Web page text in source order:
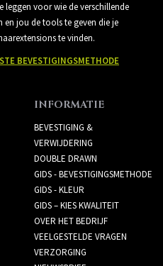
voor wie de verschillende
en jou de tools te geven die je
te vinden.
BEVESTIGINGSMETHODE
INFORMATIE
BEVESTIGING &
VERWIJDERING
DOUBLE DRAWN
GIDS - BEVESTIGINGSMETHODE
GIDS - KLEUR
GIDS – KIES KWALITEIT
OVER HET BEDRIJF
VEELGESTELDE VRAGEN
VERZORGING